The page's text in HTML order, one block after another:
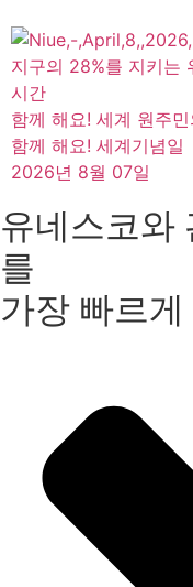
지구의 28%를 지키는
시간
함께 해요! 세계 원주
함께 해요! 세계기념일
2026년 8월 07일
유네스코와
를
가장 빠르